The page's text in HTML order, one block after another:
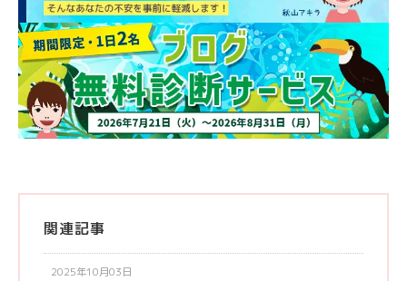
関連記事
2025年10月03日